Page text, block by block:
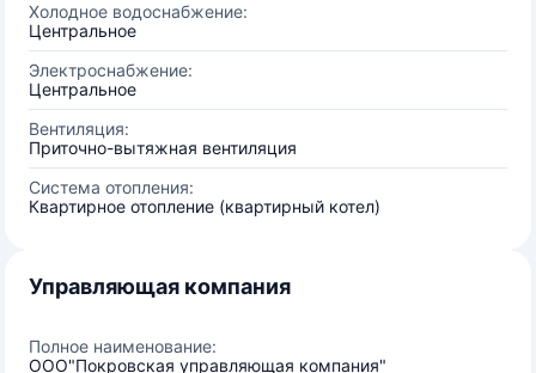
Холодное водоснабжение:
Центральное
Электроснабжение:
Центральное
Вентиляция:
Приточно-вытяжная вентиляция
Система отопления:
Квартирное отопление (квартирный котел)
Управляющая компания
Полное наименование:
ООО"Покровская управляющая компания"